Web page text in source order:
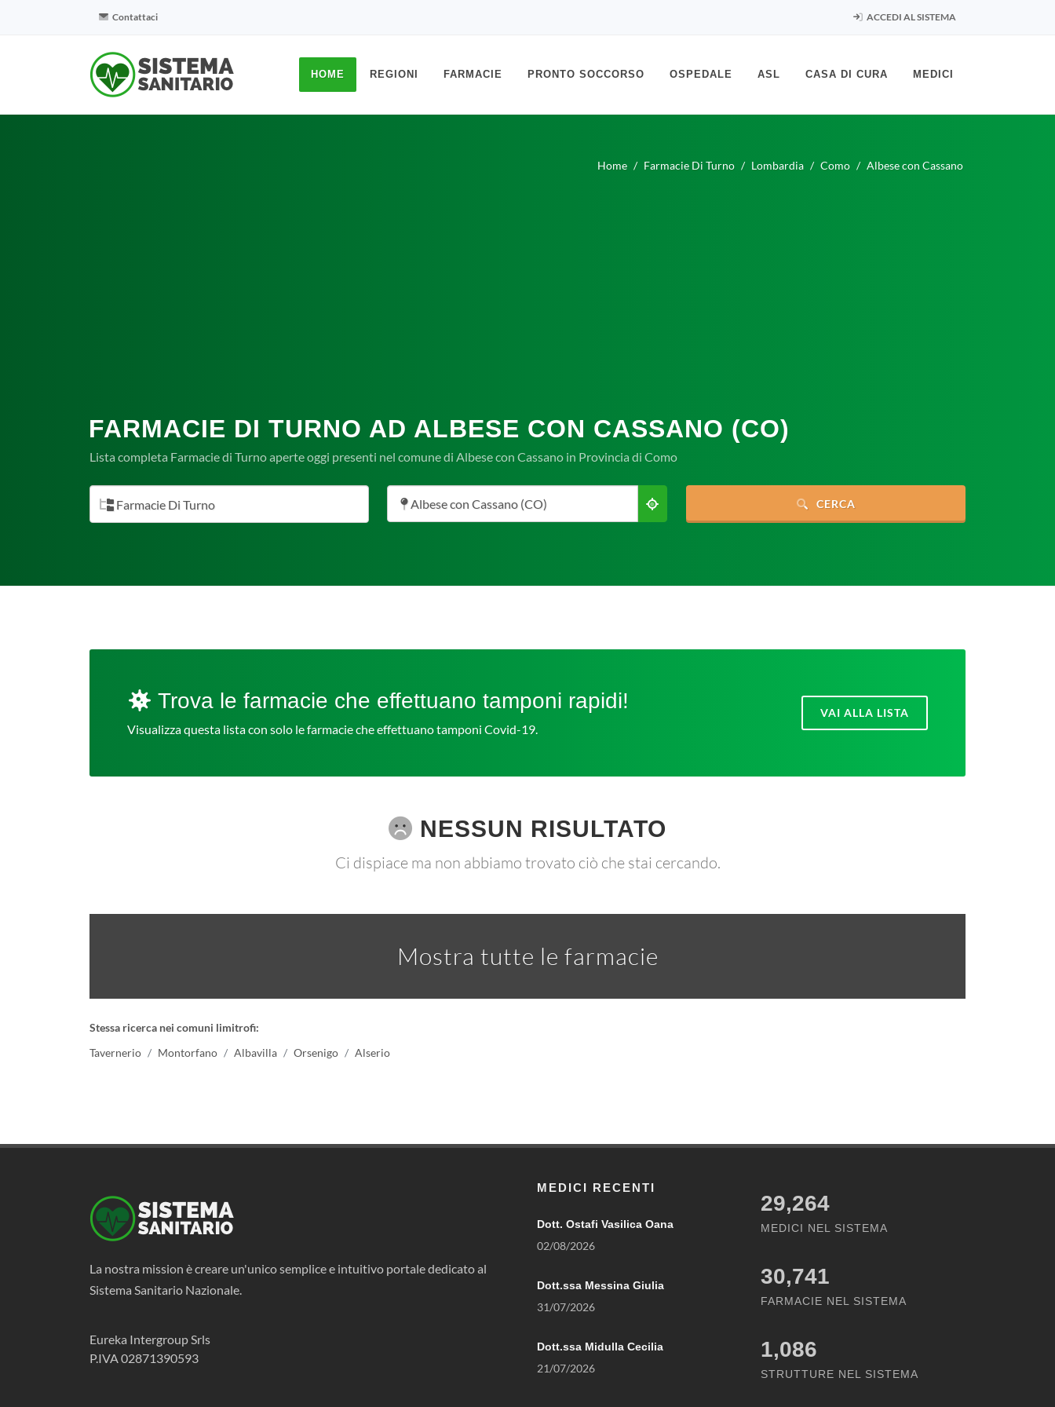
Contattaci ACCEDI AL SISTEMA
HOME REGIONI FARMACIE PRONTO SOCCORSO OSPEDALE ASL CASA DI CURA MEDICI
Home Farmacie Di Turno Lombardia Como Albese con Cassano
FARMACIE DI TURNO AD ALBESE CON CASSANO (CO)
Lista completa Farmacie di Turno aperte oggi presenti nel comune di Albese con Cassano in Provincia di Como
Farmacie Di Turno Albese con Cassano (CO) CERCA
Trova le farmacie che effettuano tamponi rapidi!
Visualizza questa lista con solo le farmacie che effettuano tamponi Covid-19.
VAI ALLA LISTA
NESSUN RISULTATO
Ci dispiace ma non abbiamo trovato ciò che stai cercando.
Mostra tutte le farmacie
Stessa ricerca nei comuni limitrofi:
Tavernerio
Montorfano Albavilla Orsenigo Alserio
La nostra mission è creare un'unico semplice e intuitivo portale dedicato al
Sistema Sanitario Nazionale.
Eureka Intergroup Srls
P.IVA 02871390593
MEDICI RECENTI
Dott. Ostafi Vasilica Oana
02/08/2026
Dott.ssa Messina Giulia
31/07/2026
Dott.ssa Midulla Cecilia
21/07/2026
29,264
MEDICI NEL SISTEMA
30,741
FARMACIE NEL SISTEMA
1,086
STRUTTURE NEL SISTEMA